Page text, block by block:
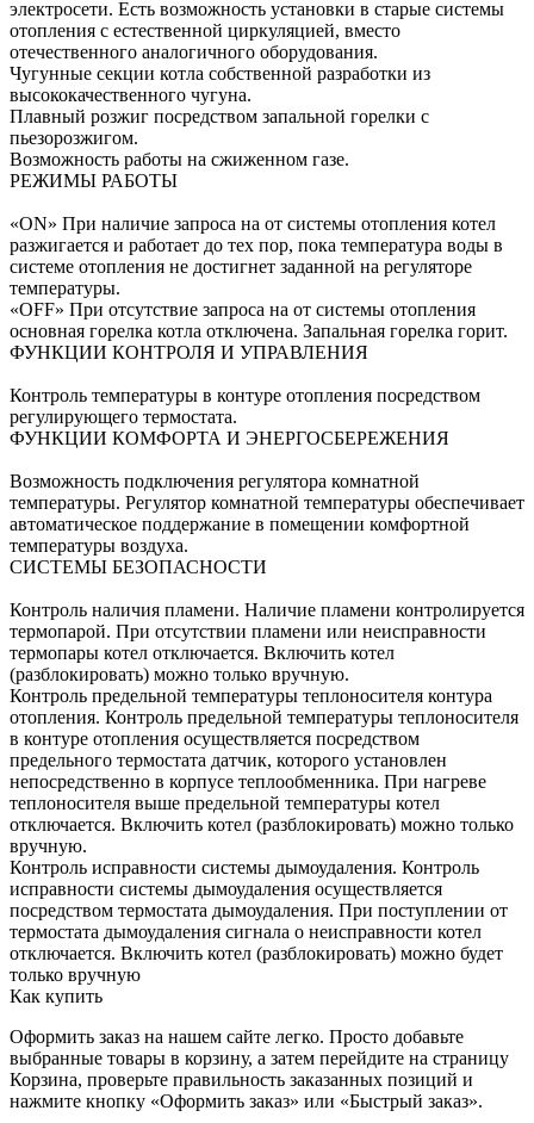
электросети. Есть возможность установки в старые системы
отопления с естественной циркуляцией, вместо
отечественного аналогичного оборудования.
Чугунные секции котла собственной разработки из
высококачественного чугуна.
Плавный розжиг посредством запальной горелки с
пьезорозжигом.
Возможность работы на сжиженном газе.
РЕЖИМЫ РАБОТЫ
«ON» При наличие запроса на от системы отопления котел
разжигается и работает до тех пор, пока температура воды в
системе отопления не достигнет заданной на регуляторе
температуры.
«OFF» При отсутствие запроса на от системы отопления
основная горелка котла отключена. Запальная горелка горит.
ФУНКЦИИ КОНТРОЛЯ И УПРАВЛЕНИЯ
Контроль температуры в контуре отопления посредством
регулирующего термостата.
ФУНКЦИИ КОМФОРТА И ЭНЕРГОСБЕРЕЖЕНИЯ
Возможность подключения регулятора комнатной
температуры. Регулятор комнатной температуры обеспечивает
автоматическое поддержание в помещении комфортной
температуры воздуха.
СИСТЕМЫ БЕЗОПАСНОСТИ
Контроль наличия пламени. Наличие пламени контролируется
термопарой. При отсутствии пламени или неисправности
термопары котел отключается. Включить котел
(разблокировать) можно только вручную.
Контроль предельной температуры теплоносителя контура
отопления. Контроль предельной температуры теплоносителя
в контуре отопления осуществляется посредством
предельного термостата датчик, которого установлен
непосредственно в корпусе теплообменника. При нагреве
теплоносителя выше предельной температуры котел
отключается. Включить котел (разблокировать) можно только
вручную.
Контроль исправности системы дымоудаления. Контроль
исправности системы дымоудаления осуществляется
посредством термостата дымоудаления. При поступлении от
термостата дымоудаления сигнала о неисправности котел
отключается. Включить котел (разблокировать) можно будет
только вручную
Как купить
Оформить заказ на нашем сайте легко. Просто добавьте
выбранные товары в корзину, а затем перейдите на страницу
Корзина, проверьте правильность заказанных позиций и
нажмите кнопку «Оформить заказ» или «Быстрый заказ».